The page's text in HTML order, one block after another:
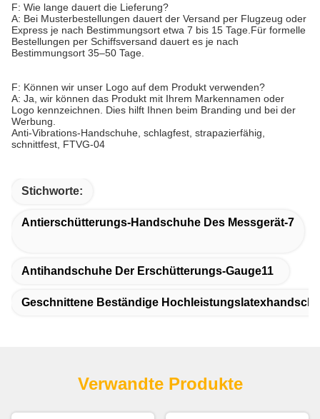
F: Wie lange dauert die Lieferung?
A: Bei Musterbestellungen dauert der Versand per Flugzeug oder
Express je nach Bestimmungsort etwa 7 bis 15 Tage.Für formelle
Bestellungen per Schiffsversand dauert es je nach
Bestimmungsort 35–50 Tage.
F: Können wir unser Logo auf dem Produkt verwenden?
A: Ja, wir können das Produkt mit Ihrem Markennamen oder
Logo kennzeichnen. Dies hilft Ihnen beim Branding und bei der
Werbung.
Anti-Vibrations-Handschuhe, schlagfest, strapazierfähig,
schnittfest, FTVG-04
Stichworte:
Antierschütterungs-Handschuhe Des Messgerät-7
Antihandschuhe Der Erschütterungs-Gauge11
Geschnittene Beständige
Verwandte Produkte